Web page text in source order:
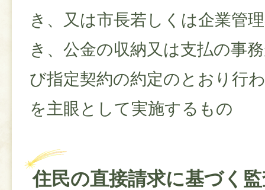
き、又は市長若しくは企業管
き、公金の収納又は支払の事
び指定契約の約定のとおり行
を主眼として実施するもの
住民の直接請求に基づく